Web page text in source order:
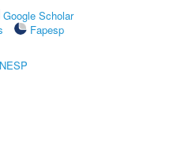
Google Scholar
Fapesp